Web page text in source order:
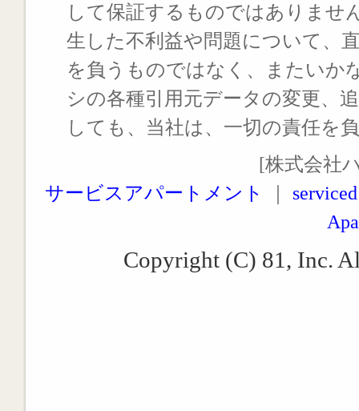
して保証するものではありませ
生した不利益や問題について、
を負うものではなく、またいか
シの各種引用元データの変更、
しても、当社は、一切の責任を
[株式会社
サービスアパートメント
Copyright (C) 81, Inc.